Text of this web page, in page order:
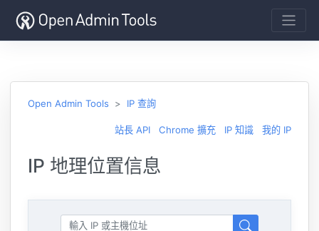
Open Admin Tools IP 查詢
站長 API Chrome 擴充 IP 知識 我的 IP
IP 地理位置信息